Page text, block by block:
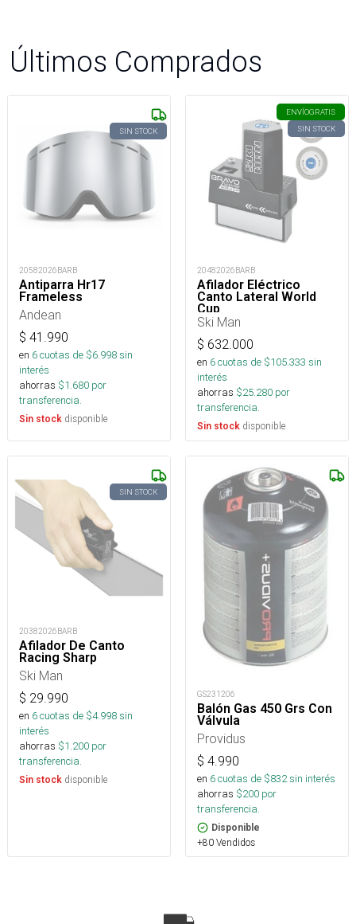
Últimos Comprados
SIN STOCK
20582026BARB
Antiparra Hr17
Frameless
Andean
$ 41.990
en 6cuotas de $6.998sin
interés
ahorras $1.680 por
transferencia.
Sin stock disponible
ENVÍOGRATIS
SIN STOCK
20482026BARB
Afilador Eléctrico
Canto Lateral World
Cup
Ski Man
$ 632.000
en 6cuotas de $105.333 sin
interés
ahorras $25.280 por
transferencia.
Sin stock disponible
SIN STOCK
20382026BARB
Afilador De Canto
Racing Sharp
Ski Man
$ 29.990
en 6cuotas de $4.998sin
interés
ahorras $1.200 por
transferencia.
Sin stock disponible
GS231206
Balón Gas 450 Grs Con
Válvula
Providus
$ 4.990
en 6cuotas de $832sin interés
ahorras $200 por
transferencia.
Disponible
+80 Vendidos